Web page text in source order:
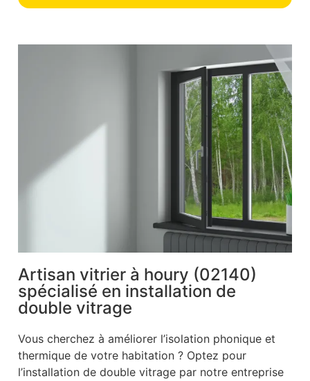
Artisan vitrier à houry (02140)
spécialisé en installation de
double vitrage
Vous cherchez à améliorer l’isolation phonique et
thermique de votre habitation ? Optez pour
l’installation de double vitrage par notre entreprise